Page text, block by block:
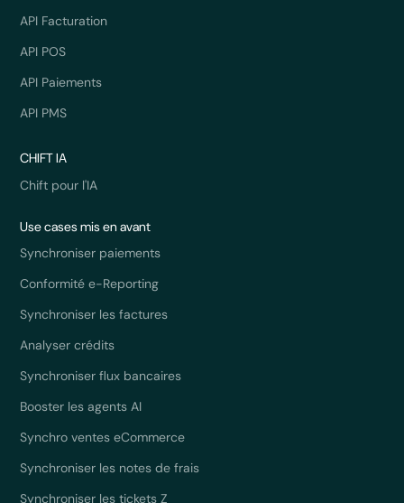
API Facturation
API POS
API Paiements
API PMS
CHIFT IA
Chift pour l'IA
Use cases mis en avant
Synchroniser paiements
Conformité e-Reporting
Synchroniser les factures
Analyser crédits
Synchroniser flux bancaires
Booster les agents AI
Synchro ventes eCommerce
Synchroniser les notes de frais
Synchroniser les tickets Z